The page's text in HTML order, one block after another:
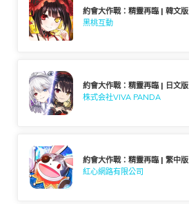
約會大作戰：精靈再臨 | 韓文版
黑桃互動
約會大作戰：精靈再臨 | 日文版
株式会社VIVA PANDA
約會大作戰：精靈再臨 | 繁中版
紅心網路有限公司